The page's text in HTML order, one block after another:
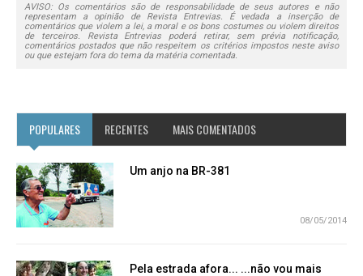
AVISO: Os comentários são de responsabilidade de seus autores e não
representam a opinião de Revista Entrevias. É vedada a inserção de
comentários que violem a lei, a moral e os bons costumes ou violem direitos
de terceiros. Revista Entrevias poderá retirar, sem prévia notificação,
comentários postados que não respeitem os critérios impostos neste aviso
ou que estejam fora do tema da matéria comentada.
POPULARES RECENTES MAIS COMENTADOS
Um anjo na BR-381
08/05/2014
Pela estrada afora... ...não vou mais